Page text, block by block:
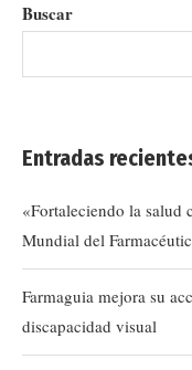
Buscar
Entradas
«Fortaleciendo la salud
Mundial del
Farmaguia mejora su
discapacidad visual